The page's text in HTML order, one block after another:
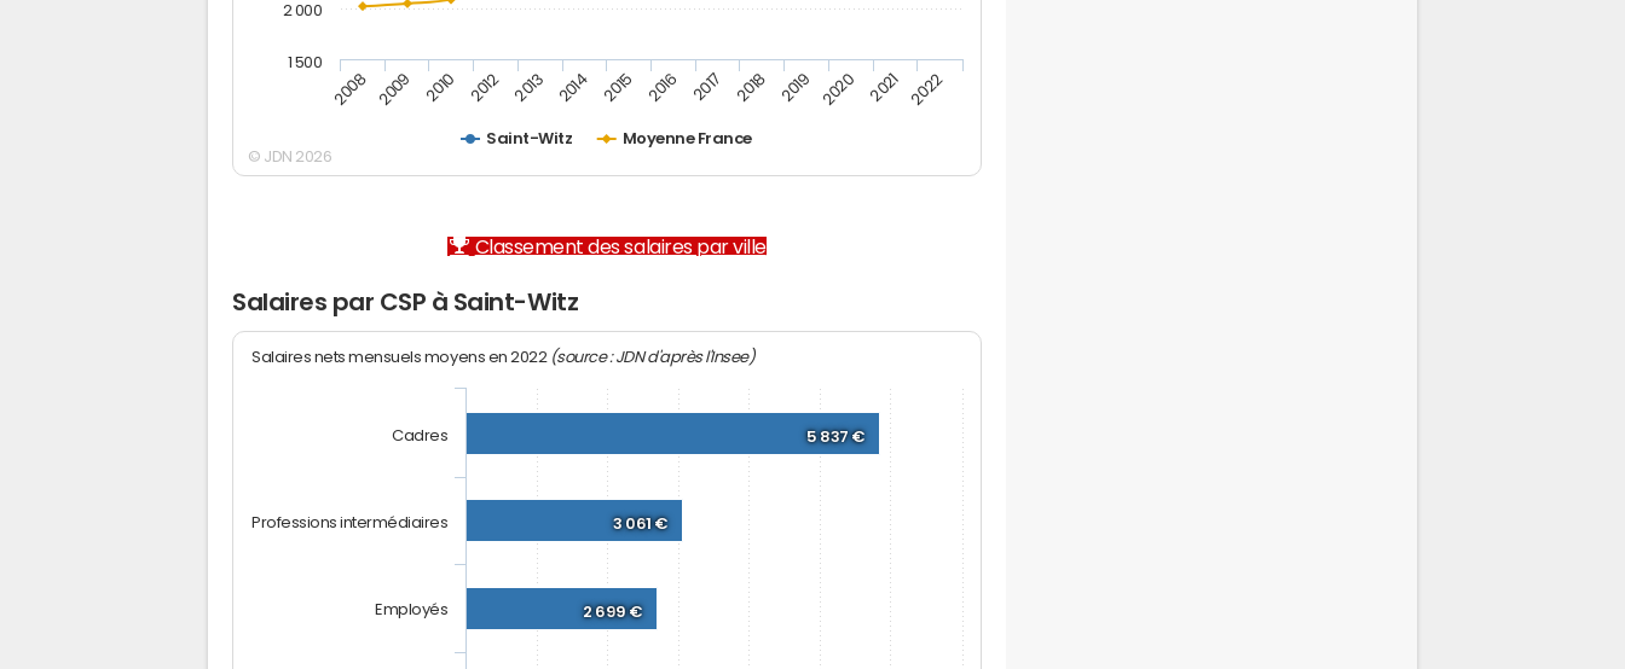
Saint-Witz Moyenne France
2008 2009 2010 2012 2013 2014 2015 2016 2017 2018 2019 2020 2021 2022
1 500
2 000
© JDN 2026
Classement des salaires par ville
Salaires par CSP à Saint-Witz
Salaires nets mensuels moyens en 2022 (source : JDN d'après l'Insee)
5 837 €
3 061 €
2 699 €
Cadres
Professions intermédiaires
Employés